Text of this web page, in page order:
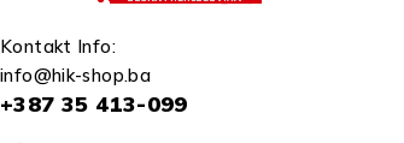
Kontakt Info:
info@hik-shop.ba
+387 35 413-099